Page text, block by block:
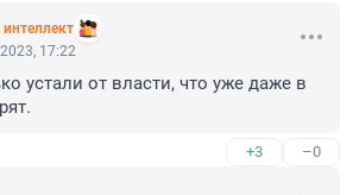
17:22
устали от власти, что уже даже в
+3 –0